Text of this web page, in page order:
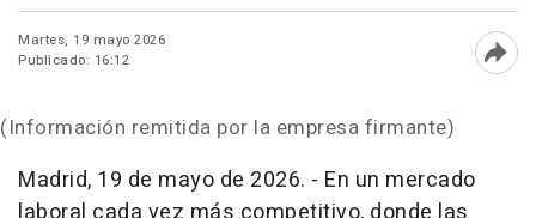
Martes, 19 mayo 2026
Publicado: 16:12
(Información remitida por la empresa firmante)
Madrid, 19 de mayo de 2026. - En un mercado